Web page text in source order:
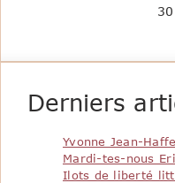
Derniers
Yvonne Jean-
Mardi-tes-nous
Ilots de liberté